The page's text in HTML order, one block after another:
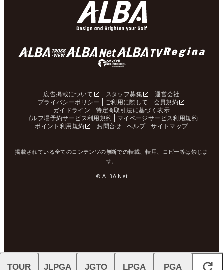
広告掲載について スタッフ募集
運営会社
プライバシーポリシー
ご利用に際して
会員規約
ガイドライン
特定商取引法に基づく表示
ゴルフ場予約サービス利用規約
マイページサービス利用規約
ポイント利用規約
お問合せ ヘルプ サイトマップ
掲載されている全てのコンテンツの無断での転載、転用、コピー等は禁じま
す。
© ALBA Net
閉じる
TOUR JLPGA JGTO LPGA PGA